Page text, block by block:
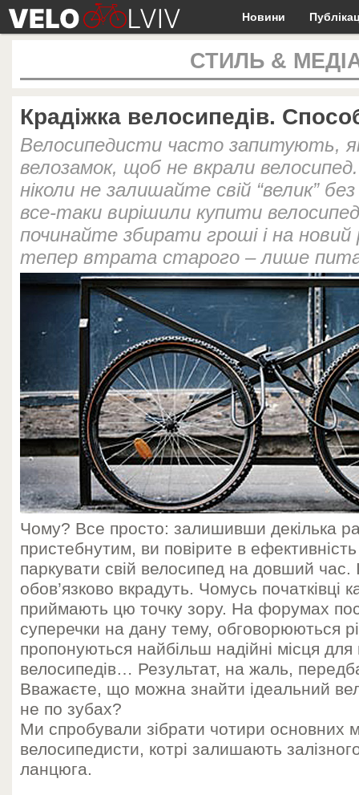
Новини
СТИЛЬ &
Крадіжка велосипедів.
Велосипедисти часто запитують,
велозамок, щоб не вкрали
ніколи не залишайте свій “велик”
все-таки вирішили купити
починайте збирати гроші і на
тепер втрата старого – лише
Чому? Все просто: залишивши декілька
пристебнутим, ви повірите в
паркувати свій велосипед на довший час.
обов’язково вкрадуть. Чомусь початківці
приймають цю точку зору. На форумах
суперечки на дану тему, обговорюються
пропонуються найбільш надійні місця для
велосипедів… Результат, на жаль,
Вважаєте, що можна знайти ідеальний
не по зубах?
Ми спробували зібрати чотири основних
велосипедисти, котрі залишають
ланцюга.